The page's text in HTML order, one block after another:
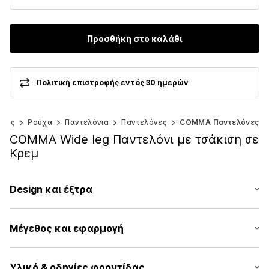
Προσθήκη στο καλάθι
Πολιτική επιστροφής εντός 30 ημερών
Ρούχα Παντελόνια Παντελόνες COMMA Παντελόνες
COMMA Wide leg Παντελόνι με τσάκιση σε
Κρεμ
Design και έξτρα
Πιέτες
Γαζωμένο στρίφωμα/άκρη
Πλευρική τσέπη
Μέγεθος και εφαρμογή